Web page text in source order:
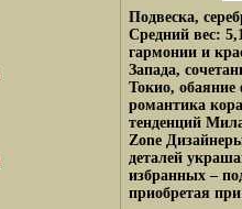
Подвеска,
Средний вес:
гармонии и
Запада,
Токио, обаяние
романтика
тенденций
Zone
деталей
избранных –
приобретая